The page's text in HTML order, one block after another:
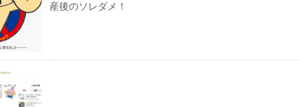
産後のソレダメ！